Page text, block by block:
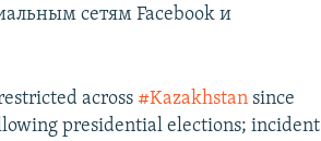
сетям Facebook и
across #Kazakhstan since
presidential elections; incident